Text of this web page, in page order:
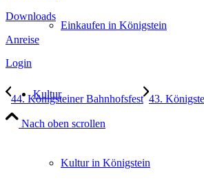
Einkaufen in Königstein
Kultur
Kultur in Königstein
Downloads
Anreise
Login
44. Königsteiner Bahnhofsfest 43.
Nach oben scrollen